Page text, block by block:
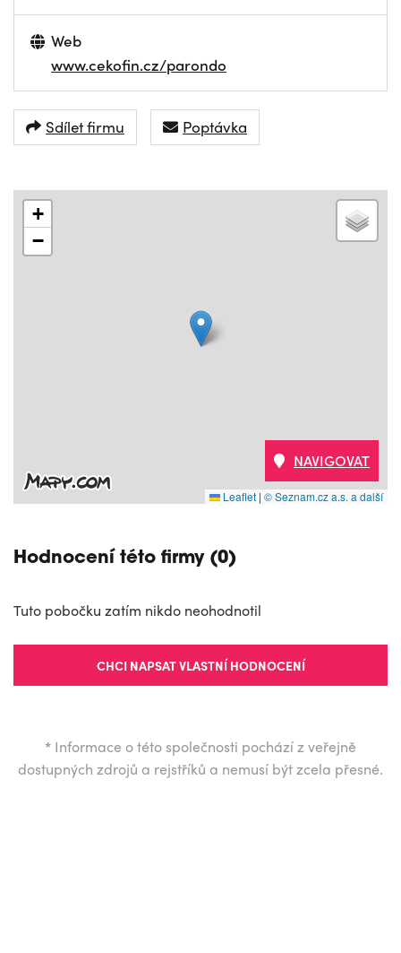
Web
www.cekofin.cz/parondo
Sdílet firmu Poptávka
+
−
Leaflet | © Seznam.cz a.s. a další
NAVIGOVAT
Hodnocení této firmy (0)
Tuto pobočku zatím nikdo neohodnotil
CHCI NAPSAT VLASTNÍ HODNOCENÍ
* Informace o této společnosti pochází z veřejně
dostupných zdrojů a rejstříků a nemusí být zcela přesné.